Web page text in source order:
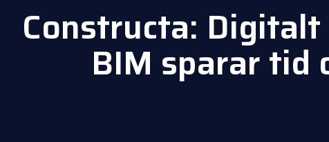
Constructa:
BIM sparar tid